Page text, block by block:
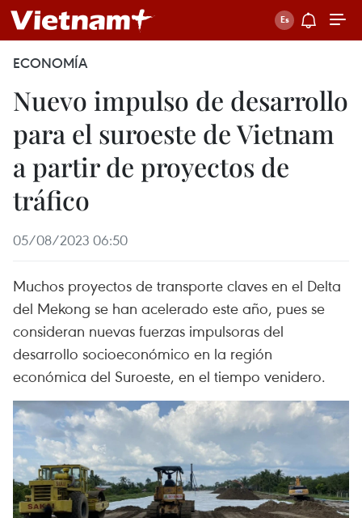
ECONOMÍA
Nuevo impulso de desarrollo
para el suroeste de Vietnam
a partir de proyectos de
tráfico
05/08/2023 06:50
Muchos proyectos de transporte claves en el Delta
del Mekong se han acelerado este año, pues se
consideran nuevas fuerzas impulsoras del
desarrollo socioeconómico en la región
económica del Suroeste, en el tiempo venidero.